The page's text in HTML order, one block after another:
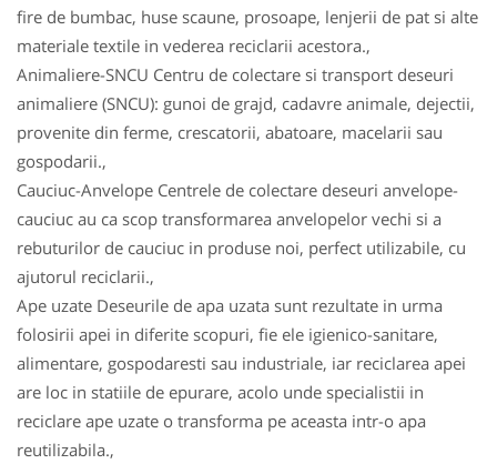
fire de bumbac, huse scaune, prosoape, lenjerii de pat si alte
materiale textile in vederea reciclarii acestora.,
Animaliere-SNCU Centru de colectare si transport deseuri
animaliere (SNCU): gunoi de grajd, cadavre animale, dejectii,
provenite din ferme, crescatorii, abatoare, macelarii sau
gospodarii.,
Cauciuc-Anvelope Centrele de colectare deseuri anvelope-
cauciuc au ca scop transformarea anvelopelor vechi si a
rebuturilor de cauciuc in produse noi, perfect utilizabile, cu
ajutorul reciclarii.,
Ape uzate Deseurile de apa uzata sunt rezultate in urma
folosirii apei in diferite scopuri, fie ele igienico-sanitare,
alimentare, gospodaresti sau industriale, iar reciclarea apei
are loc in statiile de epurare, acolo unde specialistii in
reciclare ape uzate o transforma pe aceasta intr-o apa
reutilizabila.,